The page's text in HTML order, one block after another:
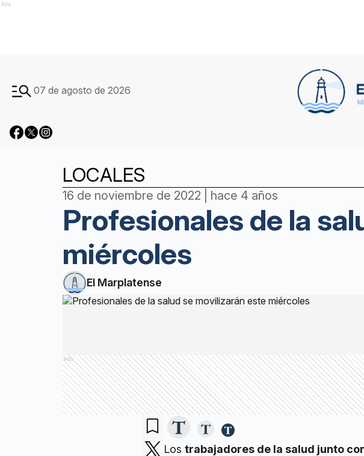
Ads
07 de agosto de 2026
LOCALES
16 de noviembre de 2022 | hace 4 años
Profesionales de la
miércoles
El Marplatense
Ads
Los trabajadores de la salud junto